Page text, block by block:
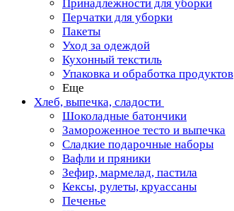
Принадлежности для уборки
Перчатки для уборки
Пакеты
Уход за одеждой
Кухонный текстиль
Упаковка и обработка продуктов
Еще
Хлеб, выпечка, сладости
Шоколадные батончики
Замороженное тесто и выпечка
Сладкие подарочные наборы
Вафли и пряники
Зефир, мармелад, пастила
Кексы, рулеты, круассаны
Печенье